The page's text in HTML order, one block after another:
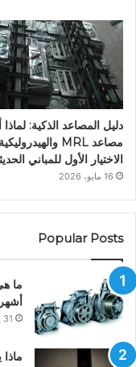
دليل المصاعد الذكية:
مصاعد MRL والهيدروليكية
الاختيار الأول للمباني
16 مايو، 2026
Popular Posts
ما
31 يوليو، 2021